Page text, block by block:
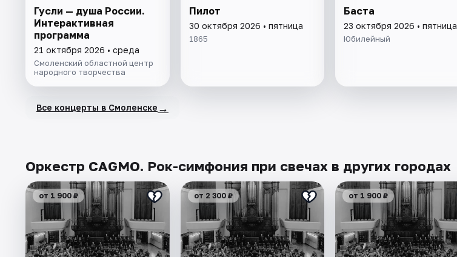
Гусли — душа России.
Интерактивная
программа
21 октября 2026 • среда
Смоленский областной центр
народного творчества
Пилот
30 октября 2026 • пятница
1865
Баста
23 октября 2026 • пятница
Юбилейный
Все концерты в Смоленске →
Оркестр CAGMO. Рок-симфония при свечах в других городах
от 1 900 ₽ от 2 300 ₽ от 1 900 ₽